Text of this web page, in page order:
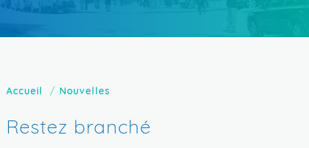
Accueil Nouvelles
Restez branché